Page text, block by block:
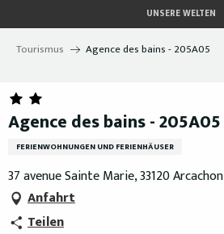
au
contenu
UNSERE WELTEN
Tourismus Agence des bains - 205A05
Agence des bains - 205A05
FERIENWOHNUNGEN UND FERIENHÄUSER
37 avenue Sainte Marie, 33120 Arcachon
Anfahrt
Teilen